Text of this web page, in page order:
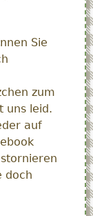
Sie
zum
uns leid.
auf
doch